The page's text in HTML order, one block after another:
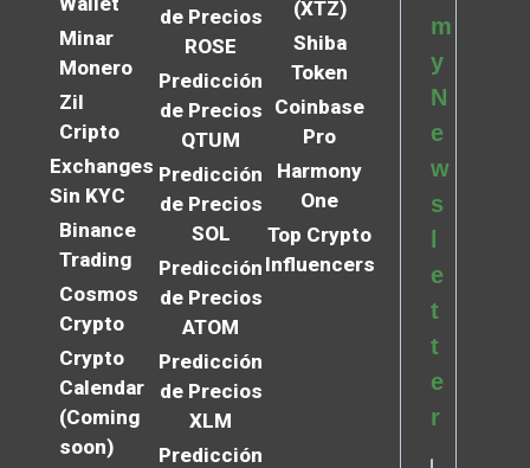
Minar
Monero
Zil
Cripto
Exchanges
Sin KYC
Binance
Trading
Cosmos
Crypto
Crypto
Calendar
(Coming
soon)
de Precios
ROSE
Predicción
de Precios
QTUM
Predicción
de Precios
SOL
Predicción
de Precios
ATOM
Predicción
de Precios
XLM
Predicción
(XTZ)
Shiba
Token
Coinbase
Pro
Harmony
One
Top Crypto
Influencers
m
y
N
e
w
s
e
t
t
e
r